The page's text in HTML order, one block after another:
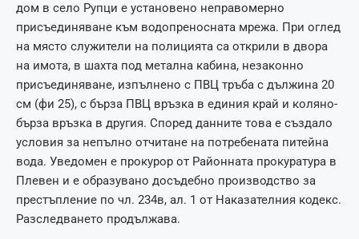
дом в село Рупци е установено неправомерно
присъединяване към водопреносната мрежа. При оглед
на място служители на полицията са открили в двора
на имота, в шахта под метална кабина, незаконно
присъединяване, изпълнено с ПВЦ тръба с дължина 20
см (фи 25), с бърза ПВЦ връзка в единия край и коляно-
бърза връзка в другия. Според данните това е създало
условия за непълно отчитане на потребената питейна
вода. Уведомен е прокурор от Районната прокуратура в
Плевен и е образувано досъдебно производство за
престъпление по чл. 234в, ал. 1 от Наказателния кодекс.
Разследването продължава.